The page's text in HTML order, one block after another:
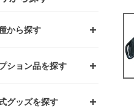
シングライン
ックライン
リームライン
イング
ウイング
フウイング
ネット
ンダー
ドパーツ
MODEL
MODEL
ージングバンパー
パーガード
RS NEO
ど家 鉄漢
から探す
ション品を探す
イング用ラダー
グッズを探す